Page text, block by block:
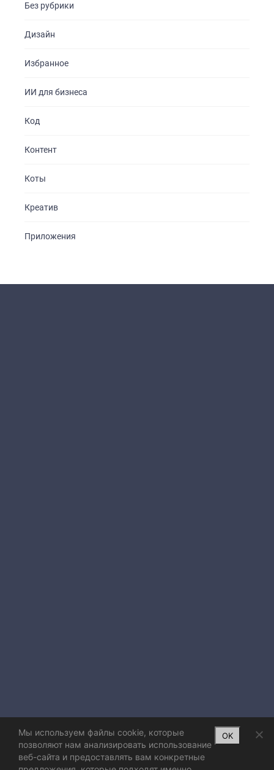
Без рубрики
Дизайн
Избранное
ИИ для бизнеса
Код
Контент
Коты
Креатив
Приложения
Мы используем файлы cookie, которые
позволяют нам анализировать использование
веб-сайта и предоставлять вам конкретные
OK